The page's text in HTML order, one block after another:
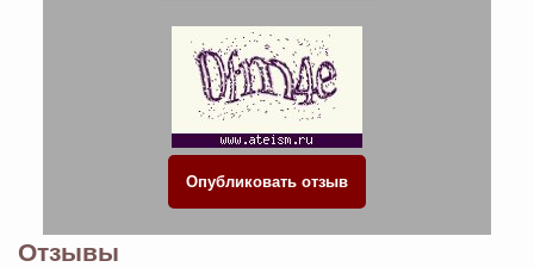
Отзывы